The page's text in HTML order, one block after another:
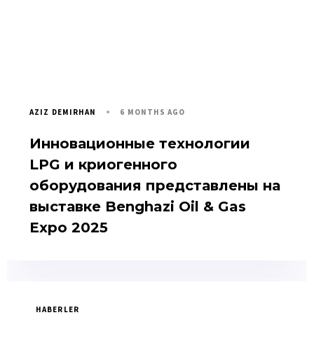
AZIZ DEMIRHAN 6 MONTHS AGO
Инновационные технологии
LPG и криогенного
оборудования представлены на
выставке Benghazi Oil & Gas
Expo 2025
HABERLER